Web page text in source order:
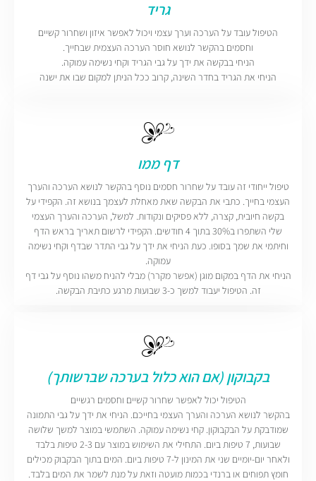
גריד
הטיפול עובד על הערכה וערך עצמי ויכול לאפשר איזון ושחרור קשיים
וחסמים בהקשר לנושא חוסר הערכה העצמית שבחייך.
הניחי בבקשה את ידך על גבי הגריד וקחי נשימה עמוקה.
הניחי את הגריד בחדר השינה, קרוב ככל הניתן למקום שבו את ישנה
דף ממו
טיפול ייחודי זה עובד על שחרור חסמים נוסף בהקשר לנושא הערכה והערך
העצמי בחייך. כתבי את הבקשה שאת מאחלת לעצמך בנושא זה. הקפידי על
בקשה חיובית, קצרה, ללא פסיקים ונקודות. למשל, הערכה והערך העצמי
שלי השתפרו ב30% בתוך 4 חודשים. הקפידי לרשום תאריך בראש הדף
וחיתמי את שמך בסופו. כעת הניחי את ידך על גבי התדר שבדף וקחי נשימה
עמוקה.
הניחי את הדף במקום מוגן (אפשר מקרר) מבלי להניח משהו נוסף על גבי דף
זה. הטיפול יעבוד למשך כ-3 שבועות מרגע כתיבת הבקשה.
בקבוקון (אם הוא כלול בערכה שברשותך)
הטיפול יכול לאפשר שחרור קשיים וחסמים רגשיים
בהקשר לנושא הערכה והערך העצמי בחייכם. הניחי את ידך על גבי התמונה
שמודבקת על הבקבוקון. קחי נשימה עמוקה. השתמשי במוצר למשך שלושה
שבועות, 7 טיפות ביום. התחילי את השימוש במוצר עם 2-3 טיפות בלבד
ולאחר יום-יומיים שני את המינון ל-7 טיפות ביום. המים בתוך הבקבוק מכילים
חומץ תפוחים או ברנדי בכמות מועטה וזאת על מנת לשמר את המים בלבד.